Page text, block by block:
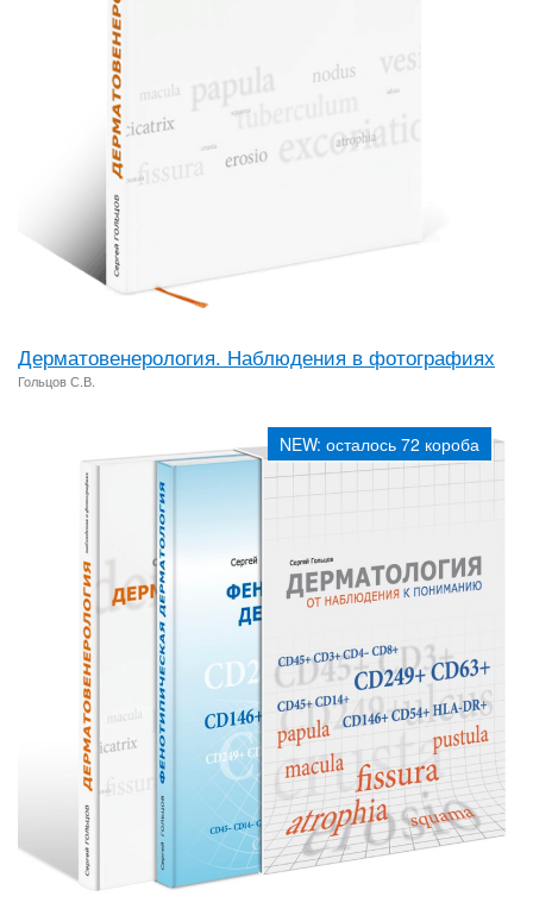
Дерматовенерология. Наблюдения в фотографиях
Гольцов С.В.
NEW: осталось 72 короба